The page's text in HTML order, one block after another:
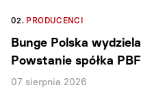
02. PRODUCENCI
Bunge Polska
Powstanie spółka
07 sierpnia 2026